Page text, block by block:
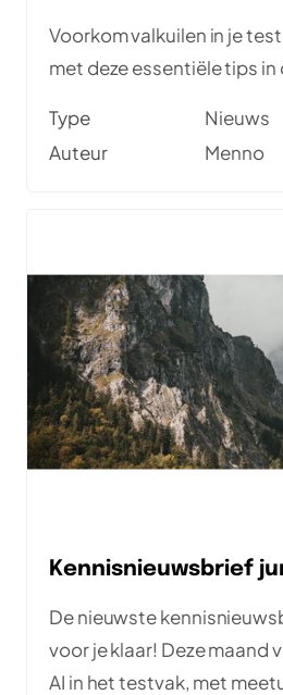
Voorkom valkuilen in je
met deze essentiële tips in
Type
Nieuws
Auteur
Menno
Kennisnieuwsbrief
De nieuwste
voor je klaar! Deze maand veel aandacht voor
AI in het testvak, met